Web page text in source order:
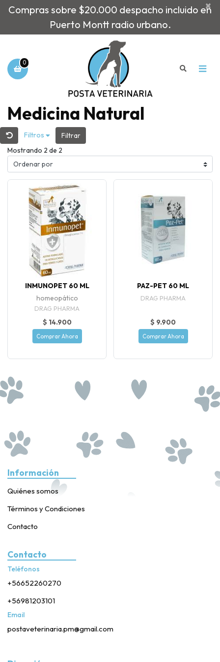
Compras sobre $20.000 despacho incluido en
Puerto Montt radio urbano.
×
0
Medicina Natural
Filtros
Filtrar
Mostrando 2 de 2
INMUNOPET 60 ML
homeopático
DRAG PHARMA
$ 14.900
Comprar Ahora
PAZ-PET 60 ML
DRAG PHARMA
$ 9.900
Comprar Ahora
Información
Quiénes somos
Términos y Condiciones
Contacto
Contacto
Teléfonos
+56652260270
+56981203101
Email
postaveterinaria.pm@gmail.com